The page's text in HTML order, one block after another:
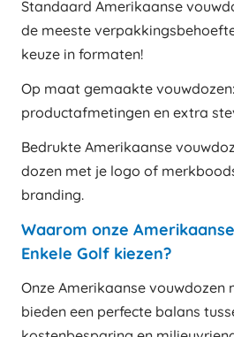
Standaard Amerikaanse
de meeste
keuze in formaten!
Op maat gemaakte
productafmetingen en extra
Bedrukte Amerikaanse
dozen met je logo of
branding.
Waarom onze
Enkele Golf kiezen?
Onze Amerikaanse vouwdozen
bieden een perfecte balans